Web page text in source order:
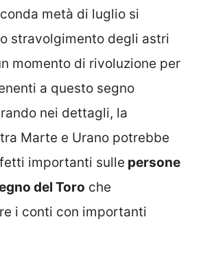
metà di luglio si
stravolgimento degli astri
momento di rivoluzione per
a questo segno
nei dettagli, la
Marte e Urano potrebbe
importanti sulle persone
del Toro che
i conti con importanti